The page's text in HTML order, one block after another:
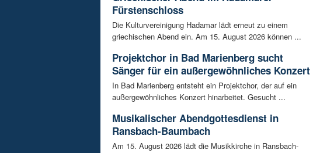
Fürstenschloss
Die Kulturvereinigung Hadamar lädt erneut zu einem
griechischen Abend ein. Am 15. August 2026 können ...
Projektchor in Bad Marienberg sucht
Sänger für ein außergewöhnliches Konzert
In Bad Marienberg entsteht ein Projektchor, der auf ein
außergewöhnliches Konzert hinarbeitet. Gesucht ...
Musikalischer Abendgottesdienst in
Ransbach-Baumbach
Am 15. August 2026 lädt die Musikkirche in Ransbach-